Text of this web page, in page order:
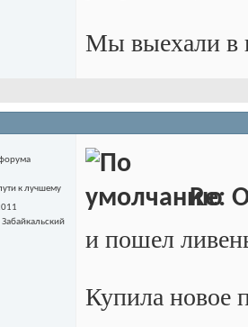
Мы выехали в
Забайкальский
Re:
и пошел
Купила новое